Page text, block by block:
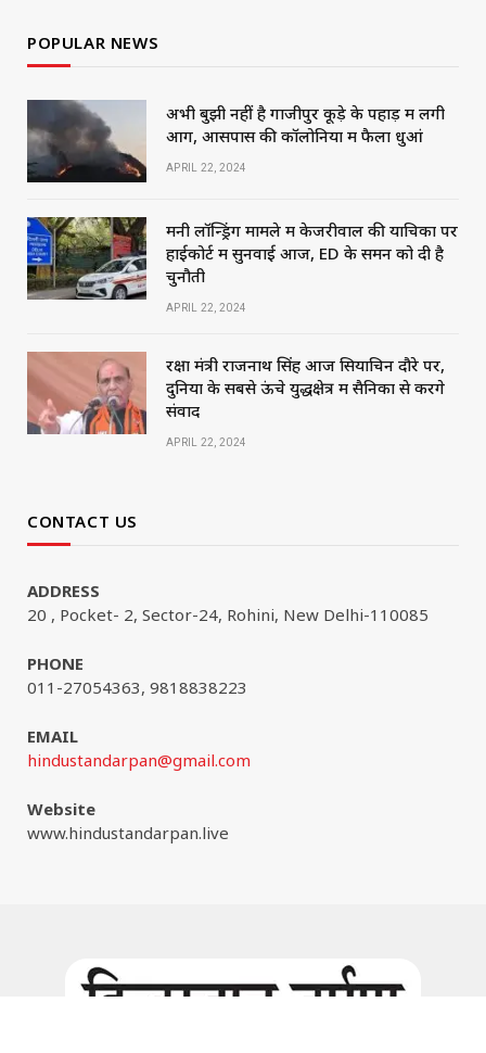
POPULAR NEWS
अभी बुझी नहीं है गाजीपुर कूड़े के पहाड़ में लगी
आग, आसपास की कॉलोनियों में फैला धुआं
APRIL 22, 2024
मनी लॉन्ड्रिंग मामले में केजरीवाल की याचिका पर
हाईकोर्ट में सुनवाई आज, ED के समन को दी है
चुनौती
APRIL 22, 2024
रक्षा मंत्री राजनाथ सिंह आज सियाचिन दौरे पर,
दुनिया के सबसे ऊंचे युद्धक्षेत्र में सैनिकों से करेंगे
संवाद
APRIL 22, 2024
CONTACT US
ADDRESS
20 , Pocket- 2, Sector-24, Rohini, New Delhi-110085
PHONE
011-27054363, 9818838223
EMAIL
hindustandarpan@gmail.com
Website
www.hindustandarpan.live